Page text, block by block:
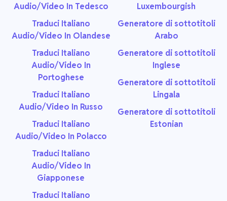
Audio/Video In Tedesco
Traduci Italiano
Audio/Video In Olandese
Traduci Italiano
Audio/Video In
Portoghese
Traduci Italiano
Audio/Video In Russo
Traduci Italiano
Audio/Video In Polacco
Traduci Italiano
Audio/Video In
Giapponese
Traduci Italiano
Luxembourgish
Generatore di sottotitoli
Arabo
Generatore di sottotitoli
Inglese
Generatore di sottotitoli
Lingala
Generatore di sottotitoli
Estonian